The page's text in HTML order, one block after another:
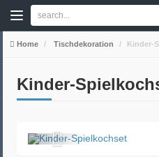
Home Tischdekoration Kinder-
Kinder-